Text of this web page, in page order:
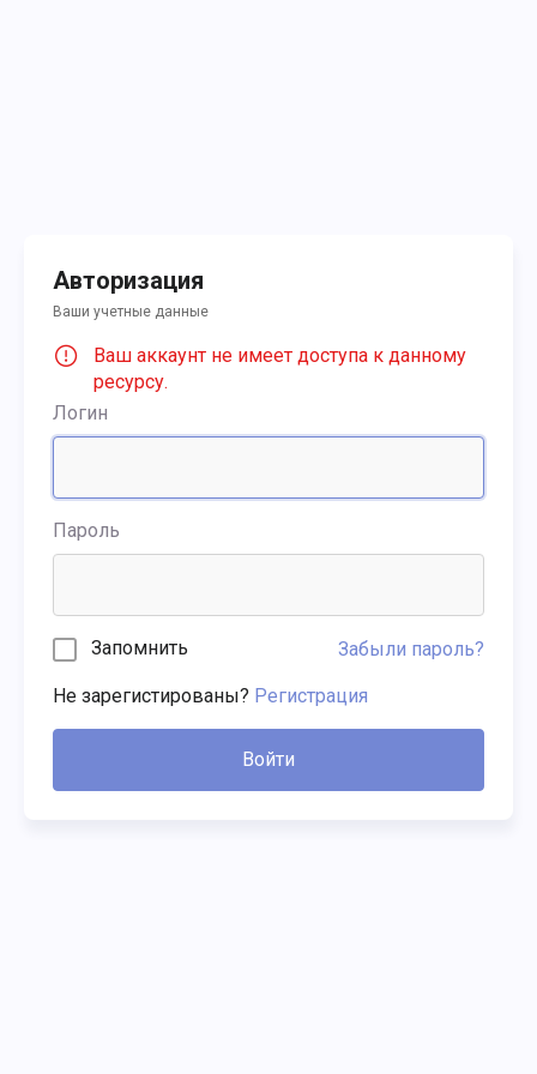
Авторизация
Ваши учетные данные
Ваш аккаунт не имеет доступа к данному
ресурсу.
Логин
Пароль
Запомнить Забыли пароль?
Не зарегистированы? Регистрация